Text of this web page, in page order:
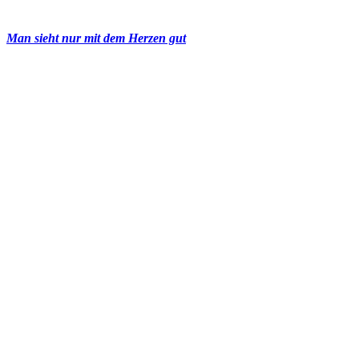
Man sieht nur mit dem Herzen gut